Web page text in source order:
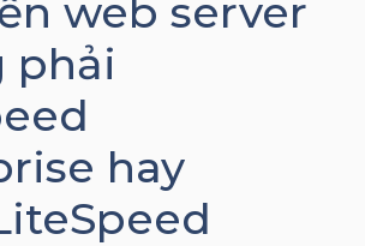
web server
phải
hay